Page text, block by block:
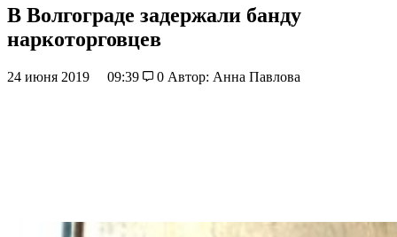
В Волгограде задержали банду
наркоторговцев
24 июня 2019 09:39 0 Автор: Анна Павлова